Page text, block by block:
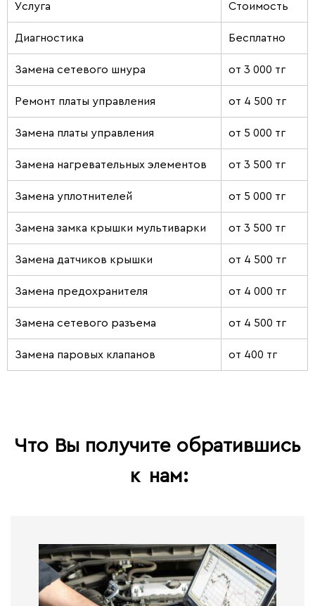
Услуга Стоимость
Диагностика Бесплатно
Замена сетевого шнура от 3 000 тг
Ремонт платы управления от 4 500 тг
Замена платы управления от 5 000 тг
Замена нагревательных элементов от 3 500 тг
Замена уплотнителей от 5 000 тг
Замена замка крышки мультиварки от 3 500 тг
Замена датчиков крышки от 4 500 тг
Замена предохранителя от 4 000 тг
Замена сетевого разъема от 4 500 тг
Замена паровых клапанов от 400 тг
Что Вы получите обратившись
к нам: